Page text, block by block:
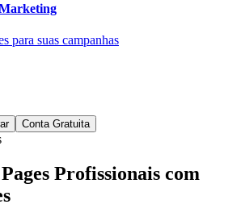
para suas campanhas
Conta Gratuita
Profissionais com